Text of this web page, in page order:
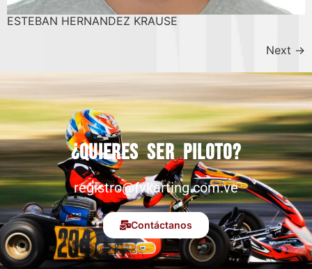
ESTEBAN HERNANDEZ KRAUSE
Next →
¿Quieres ser piloto?
registro@fvkarting.com.ve
Contáctanos